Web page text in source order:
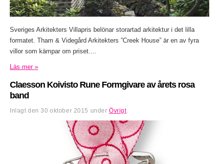
Sveriges Arkitekters Villapris belönar storartad arkitektur i det lilla
formatet. Tham & Videgård Arkitekters ”Creek House” är en av fyra
villor som kämpar om priset....
Läs mer »
Claesson Koivisto Rune Formgivare av årets rosa
band
Inlagt den30 oktober 2015 underÖvrigt.